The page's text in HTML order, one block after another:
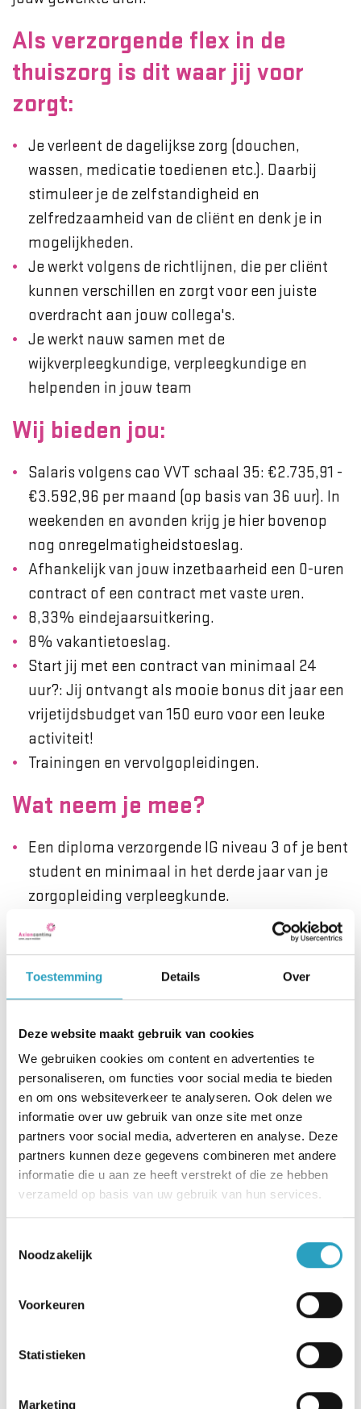
Toestemming Details Over
Deze website maakt gebruik van cookies
We gebruiken cookies om content en advertenties te
personaliseren, om functies voor social media te bieden
en om ons websiteverkeer te analyseren. Ook delen we
informatie over uw gebruik van onze site met onze
partners voor social media, adverteren en analyse. Deze
partners kunnen deze gegevens combineren met andere
informatie die u aan ze heeft verstrekt of die ze hebben
verzameld op basis van uw gebruik van hun services.
Noodzakelijk
Voorkeuren
Statistieken
Marketing
Als verzorgende flex in de
thuiszorg is dit waar jij voor
zorgt:
Je verleent de dagelijkse zorg (douchen,
wassen, medicatie toedienen etc.). Daarbij
stimuleer je de zelfstandigheid en
zelfredzaamheid van de cliënt en denk je in
mogelijkheden.
Je werkt volgens de richtlijnen, die per cliënt
kunnen verschillen en zorgt voor een juiste
overdracht aan jouw collega's.
Je werkt nauw samen met de
wijkverpleegkundige, verpleegkundige en
helpenden in jouw team
Wij bieden jou:
Salaris volgens cao VVT schaal 35: €2.735,91 -
€3.592,96 per maand (op basis van 36 uur). In
weekenden en avonden krijg je hier bovenop
nog onregelmatigheidstoeslag.
Afhankelijk van jouw inzetbaarheid een 0-uren
contract of een contract met vaste uren.
8,33% eindejaarsuitkering.
8% vakantietoeslag.
Start jij met een contract van minimaal 24
uur?: Jij ontvangt als mooie bonus dit jaar een
vrijetijdsbudget van 150 euro voor een leuke
activiteit!
Trainingen en vervolgopleidingen.
Wat neem je mee?
Een diploma verzorgende IG niveau 3 of je bent
student en minimaal in het derde jaar van je
zorgopleiding verpleegkunde.
Bij voorkeur heb jij recente werkervaring in de
ouderenzorg.
Een goede beheersing van de Nederlandse
bijvoorbeeld fiets/auto/scooter.
Werken als verzorgende flex in
de thuiszorg bij AxionContinu
Zet jouw talenten in als Verzorgende flex
thuiszorg op de plek waar het er écht toe doet:
versterk AxionContinu in Utrecht. Solliciteer
Wil je meer informatie over de vacature? Bel of
whatsapp dan met Annemieke van der Mijden -
de Hoop, via 0643070191. Zo krijg je een beter
Goed om te weten: Van nieuwe medewerkers vragen